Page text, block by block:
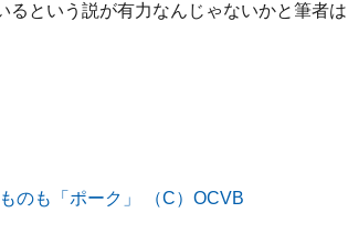
るという説が有力なんじゃないかと筆者は